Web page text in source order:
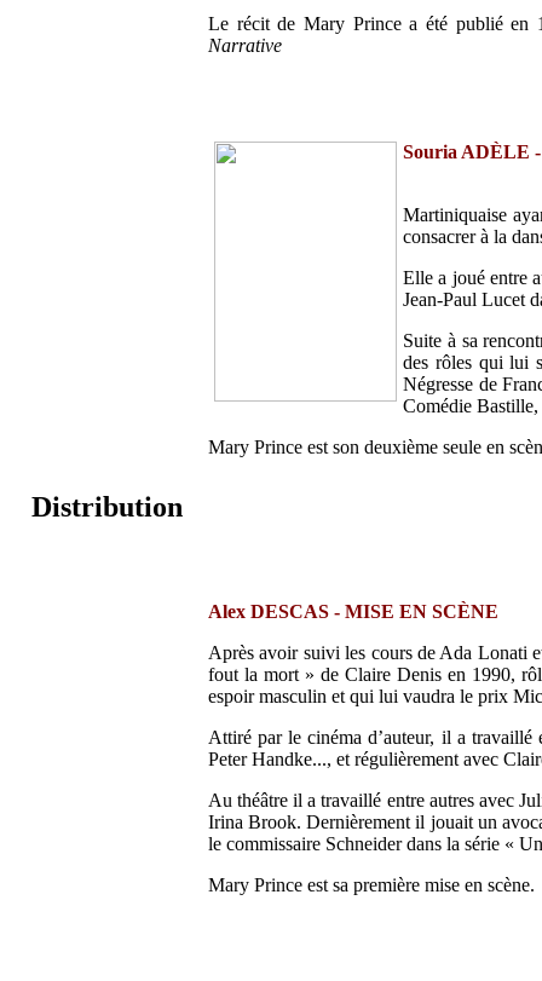
Le récit de Mary Prince a été publié
Narrative
Distribution
Souria ADÈLE
Martiniquaise
consacrer à la
Elle a joué entre
Jean-Paul Lucet
Suite à sa
des rôles qui lui
Négresse de
Comédie
Mary Prince est son deuxième seule en
Alex DESCAS - MISE EN SCÈNE
Après avoir suivi les cours de Ada Lonati
fout la mort » de Claire Denis en 1990,
espoir masculin et qui lui vaudra le prix
Attiré par le cinéma d’auteur, il a travaillé
Peter Handke..., et régulièrement avec
Au théâtre il a travaillé entre autres avec
Irina Brook. Dernièrement il jouait un
le commissaire Schneider dans la série «
Mary Prince est sa première mise en scène.